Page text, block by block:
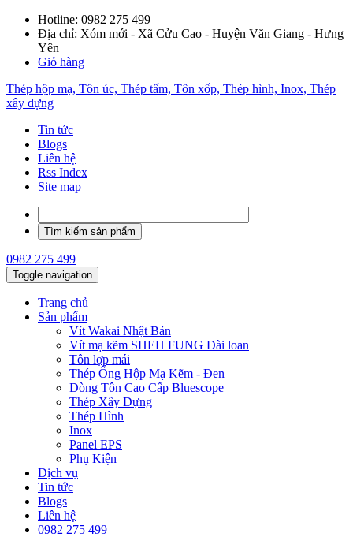
Hotline: 0982 275 499
Địa chỉ: Xóm mới - Xã Cửu Cao - Huyện Văn Giang - Hưng
Yên
Giỏ hàng
Thép hộp mạ, Tôn úc, Thép tấm, Tôn xốp, Thép hình, Inox, Thép
xây dựng
Tin tức
Blogs
Liên hệ
Rss Index
Site map
0982 275 499
Toggle navigation
Trang chủ
Sản phẩm
Vít Wakai Nhật Bản
Vít mạ kẽm SHEH FUNG Đài loan
Tôn lợp mái
Thép Ống Hộp Mạ Kẽm - Đen
Dòng Tôn Cao Cấp Bluescope
Thép Xây Dựng
Thép Hình
Inox
Panel EPS
Phụ Kiện
Dịch vụ
Tin tức
Blogs
Liên hệ
0982 275 499